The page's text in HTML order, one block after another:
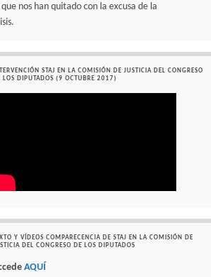
que nos han quitado con la excusa de la
STAJ EN LA COMISIÓN DE JUSTICIA DEL CONGRESO
LOS DIPUTADOS (9 OCTUBRE 2017)
Y VÍDEOS COMPARECENCIA DE STAJ EN LA COMISIÓN DE
DEL CONGRESO DE LOS DIPUTADOS
AQUÍ